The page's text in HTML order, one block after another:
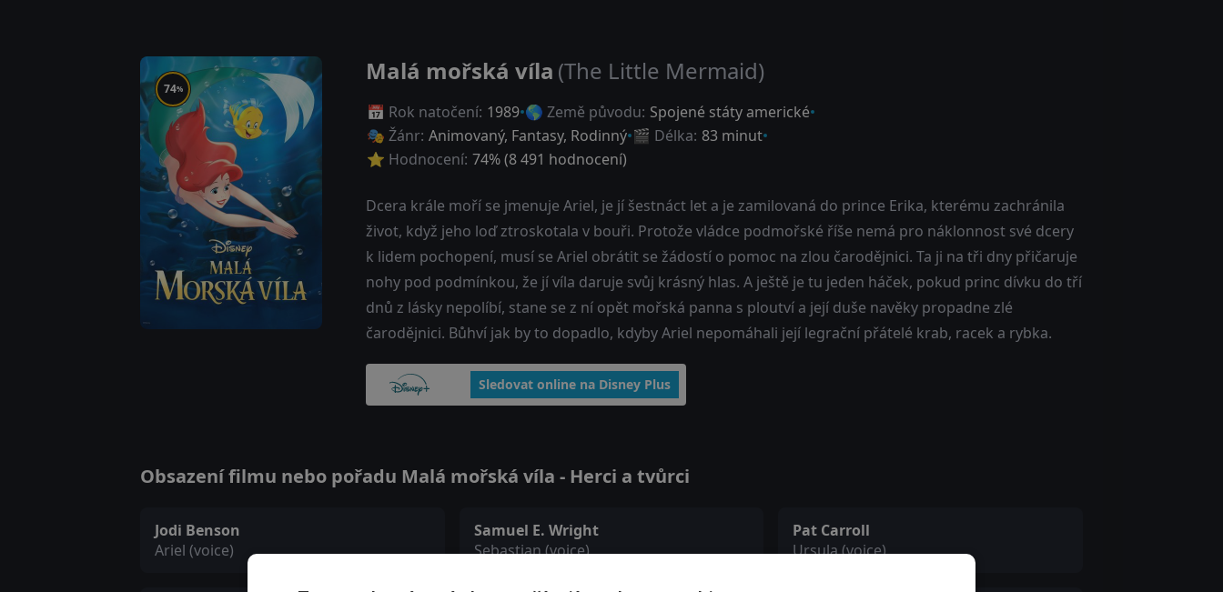
74%
Malá mořská víla (The Little Mermaid)
📅 Rok natočení: 1989 🌎 Země původu: Spojené státy americké
🎭 Žánr: Animovaný, Fantasy, Rodinný 🎬 Délka: 83 minut
⭐ Hodnocení: 74% (8 491 hodnocení)
Dcera krále moří se jmenuje Ariel, je jí šestnáct let a je zamilovaná do prince Erika, kterému zachránila
život, když jeho loď ztroskotala v bouři. Protože vládce podmořské říše nemá pro náklonnost své dcery
k lidem pochopení, musí se Ariel obrátit se žádostí o pomoc na zlou čarodějnici. Ta ji na tři dny přičaruje
nohy pod podmínkou, že jí víla daruje svůj krásný hlas. A ještě je tu jeden háček, pokud princ dívku do tří
dnů z lásky nepolíbí, stane se z ní opět mořská panna s ploutví a její duše navěky propadne zlé
čarodějnici. Bůhví jak by to dopadlo, kdyby Ariel nepomáhali její legrační přátelé krab, racek a rybka.
Sledovat online na Disney Plus
Obsazení filmu nebo pořadu Malá mořská víla - Herci a tvůrci
Jodi Benson
Ariel (voice)
Samuel E. Wright
Sebastian (voice)
Pat Carroll
Ursula (voice)